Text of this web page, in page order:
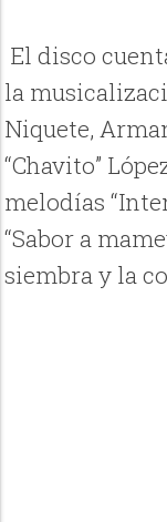
El disco
la
Niquete,
“Chavito”
melodías
“Sabor a
siembra y la